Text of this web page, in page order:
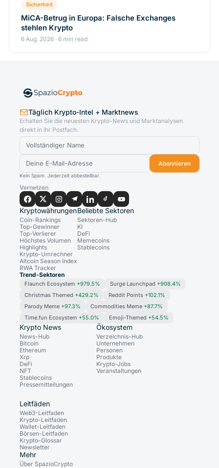
Sicherheit
MiCA-Betrug in Europa: Falsche Exchanges
stehlen Krypto
6 Aug. 2026 · 6 min read
Täglich Krypto-Intel + Marktnews
Erhalten Sie die neuesten Krypto-News und Marktanalysen
direkt in Ihr Postfach.
Abonnieren
Kein Spam. Jederzeit abbestellbar.
Vernetzen
Kryptowährungen
Coin-Rankings
Top-Gewinner
Top-Verlierer
Höchstes Volumen
Highlights
Krypto-Umrechner
Altcoin Season Index
RWA Tracker
Beliebte Sektoren
Sektoren-Hub
KI
DeFi
Memecoins
Stablecoins
Trend-Sektoren
Flaunch Ecosystem +979.5% Surge Launchpad +908.4%
Christmas Themed +429.2% Reddit Points +102.1%
Parody Meme +97.3% Commodities Meme +87.7%
Time.fun Ecosystem +55.0% Emoji-Themed +54.5%
Krypto News
News-Hub
Bitcoin
Ethereum
Xrp
DeFi
NFT
Stablecoins
Pressemitteilungen
Ökosystem
Verzeichnis-Hub
Unternehmen
Personen
Produkte
Krypto-Jobs
Veranstaltungen
Leitfäden
Web3-Leitfaden
Krypto-Leitfaden
Wallet-Leitfaden
Börsen-Leitfaden
Krypto-Glossar
Newsletter
Mehr
Über SpazioCrypto